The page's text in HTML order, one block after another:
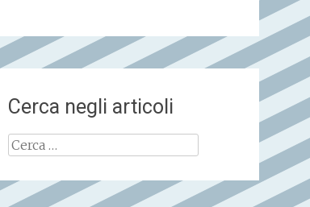
Cerca negli articoli
Ricerca